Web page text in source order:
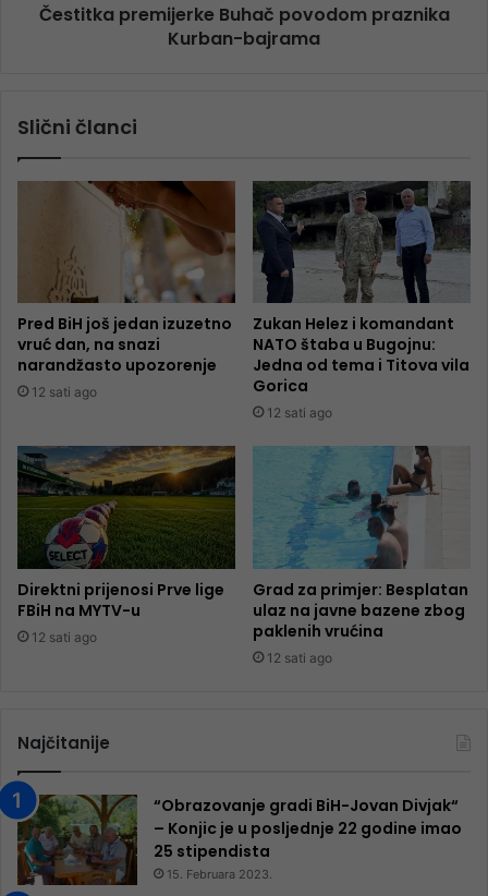
Čestitka premijerke Buhač povodom praznika
Kurban-bajrama
Slični članci
Pred BiH još jedan izuzetno
vruć dan, na snazi
narandžasto upozorenje
12 sati ago
Zukan Helez i komandant
NATO štaba u Bugojnu:
Jedna od tema i Titova vila
Gorica
12 sati ago
Direktni prijenosi Prve lige
FBiH na MYTV-u
12 sati ago
Grad za primjer: Besplatan
ulaz na javne bazene zbog
paklenih vrućina
12 sati ago
Najčitanije
“Obrazovanje gradi BiH-Jovan Divjak“
– Konjic je u posljednje 22 godine imao
25 ​​stipendista
15. Februara 2023.